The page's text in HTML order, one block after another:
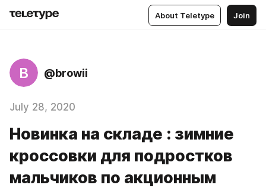
About Teletype Join
B @browii
July 28, 2020
Новинка на складе : зимние
кроссовки для подростков
мальчиков по акционным